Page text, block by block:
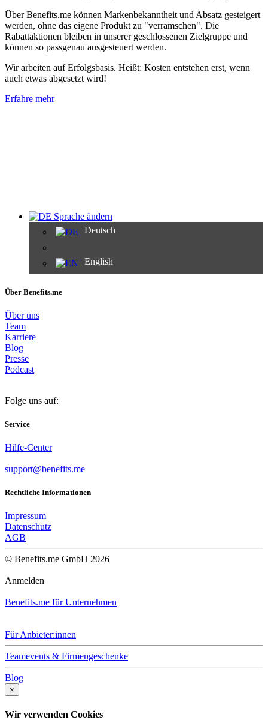
Über Benefits.me können Markenbekanntheit und Absatz gesteigert
werden, ohne das eigene Produkt zu "verramschen". Die
Rabattaktionen bleiben in unserer geschlossenen Zielgruppe und
können so passgenau ausgesteuert werden.
Wir arbeiten auf Erfolgsbasis. Heißt: Kosten entstehen erst, wenn
auch etwas abgesetzt wird!
Erfahre mehr
Sprache ändern
Deutsch
English
Über Benefits.me
Über uns
Team
Karriere
Blog
Presse
Podcast
Folge uns auf:
Service
Hilfe-Center
support@benefits.me
Rechtliche Informationen
Impressum
Datenschutz
AGB
© Benefits.me GmbH 2026
Anmelden
Benefits.me für Unternehmen
Für Anbieter:innen
Teamevents & Firmengeschenke
Blog
×
Wir verwenden Cookies